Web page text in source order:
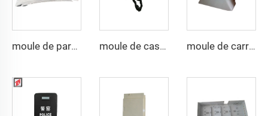
moule de pare-chocs auto SMC à la mode moule de casque en composite pasgt par compression moule de carrosserie auto SMC en résine de compression bien vendu